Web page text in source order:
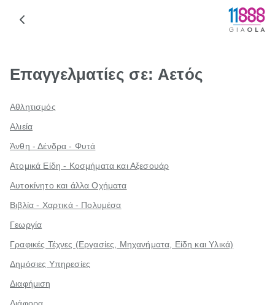
Επαγγελματίες σε: Αετός
Αθλητισμός
Αλιεία
Άνθη - Δένδρα - Φυτά
Ατομικά Είδη - Κοσμήματα και Αξεσουάρ
Αυτοκίνητο και άλλα Οχήματα
Βιβλία - Χαρτικά - Πολυμέσα
Γεωργία
Γραφικές Τέχνες (Εργασίες, Μηχανήματα, Είδη και Υλικά)
Δημόσιες Υπηρεσίες
Διαφήμιση